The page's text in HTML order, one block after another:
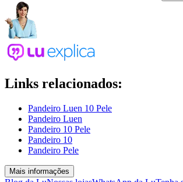
Links relacionados:
Pandeiro Luen 10 Pele
Pandeiro Luen
Pandeiro 10 Pele
Pandeiro 10
Pandeiro Pele
Mais informações